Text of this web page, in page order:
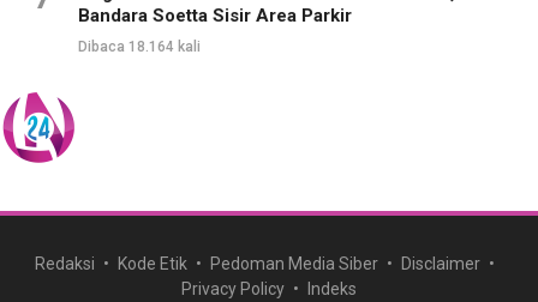
Bandara Soetta Sisir Area Parkir
Dibaca 18.164 kali
Redaksi Kode Etik Pedoman Media Siber
Disclaimer
Privacy Policy
Indeks